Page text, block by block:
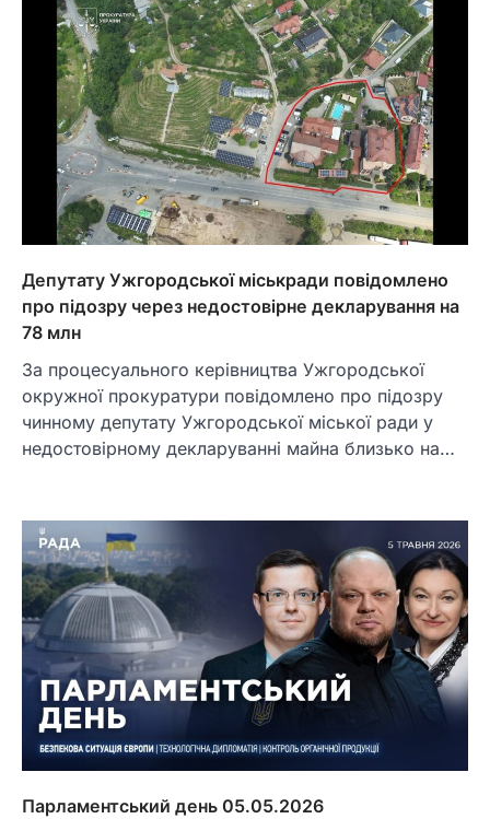
Депутату Ужгородської міськради повідомлено
про підозру через недостовірне декларування на
78 млн
За процесуального керівництва Ужгородської
окружної прокуратури повідомлено про підозру
чинному депутату Ужгородської міської ради у
недостовірному декларуванні майна близько на…
Парламентський день 05.05.2026